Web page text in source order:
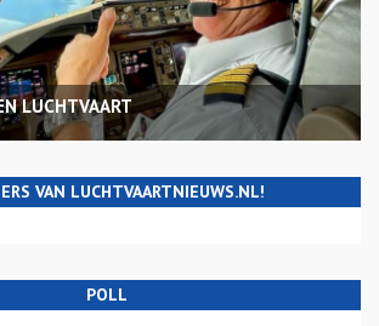
LUCHTVAART
VAN LUCHTVAARTNIEUWS.NL!
POLL